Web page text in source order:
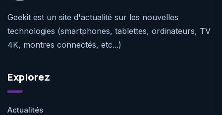
Geekit est un site d'actualité sur les nouvelles
technologies (smartphones, tablettes, ordinateurs, TV
4K, montres connectés, etc...)
Explorez
Actualités